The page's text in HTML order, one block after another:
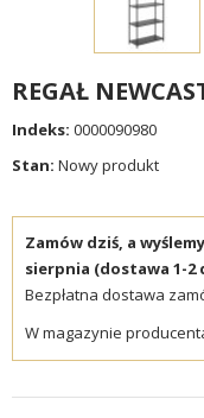
REGAŁ
Indeks: 0000090980
Stan: Nowy produkt
Zamów dziś, a
sierpnia (dostawa 1-2
Bezpłatna dostawa
W magazynie